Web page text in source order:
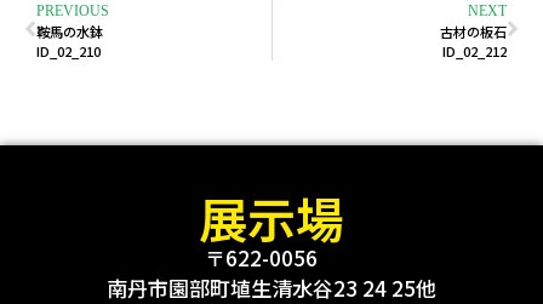
PREVIOUS
鞍馬の水鉢
ID_02_210
NEXT
古材の板石
ID_02_212
展示場
〒622-0056
南丹市園部町埴生清水谷23 24 25他